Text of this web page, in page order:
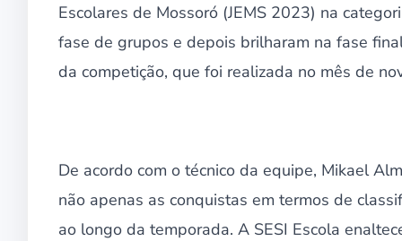
Escolares de Mossoró (JEMS 2023) na
fase de grupos e depois brilharam na fase
da competição, que foi realizada no mês de
De acordo com o técnico da equipe, Mikael
não apenas as conquistas em termos de
ao longo da temporada. A SESI Escola